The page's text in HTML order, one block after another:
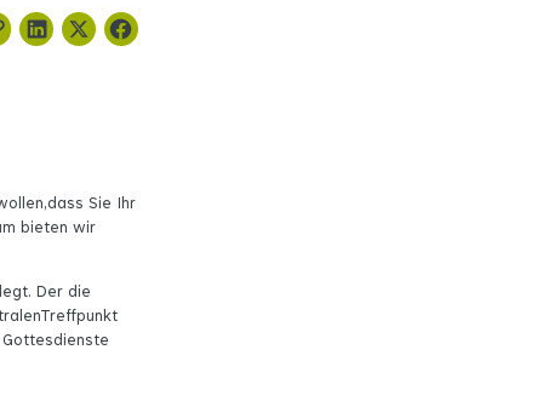
Sie Ihr
bieten wir
Der die
Gottesdienste